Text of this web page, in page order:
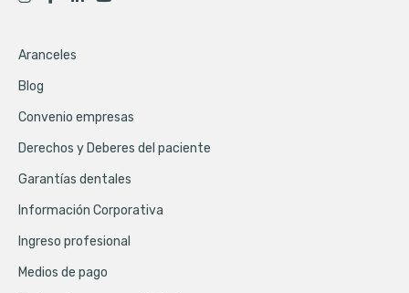
Aranceles
Blog
Convenio empresas
Derechos y Deberes del paciente
Garantías dentales
Información Corporativa
Ingreso profesional
Medios de pago